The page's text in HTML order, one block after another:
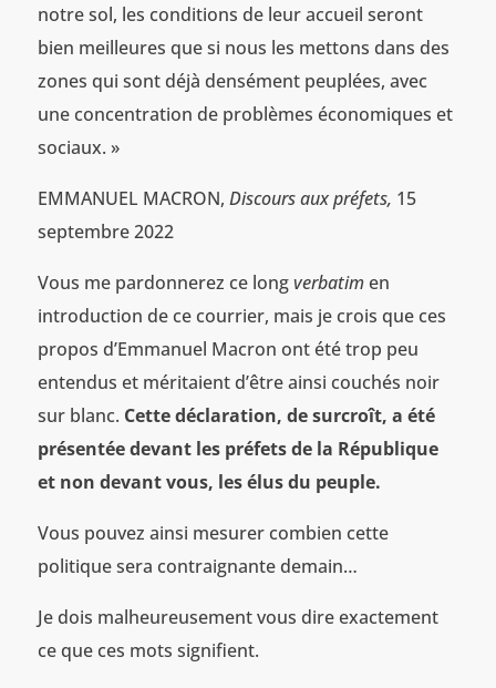
notre sol, les conditions de leur accueil seront
bien meilleures que si nous les mettons dans des
zones qui sont déjà densément peuplées, avec
une concentration de problèmes économiques et
sociaux. »
EMMANUEL MACRON, Discours aux préfets, 15
septembre 2022
Vous me pardonnerez ce longverbatimen
introduction de ce courrier, mais je crois que ces
propos d’Emmanuel Macron ont été trop peu
entendus et méritaient d’être ainsi couchés noir
sur blanc. Cette déclaration, de surcroît, a été
présentée devant les préfets de la République
et non devant vous, les élus du peuple.
Vous pouvez ainsi mesurer combien cette
politique sera contraignante demain…
Je dois malheureusement vous dire exactement
ce que ces mots signifient.